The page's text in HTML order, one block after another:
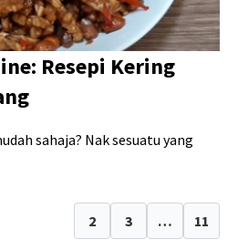
Resepi Kering
sahaja? Nak sesuatu yang
2 3 … 11